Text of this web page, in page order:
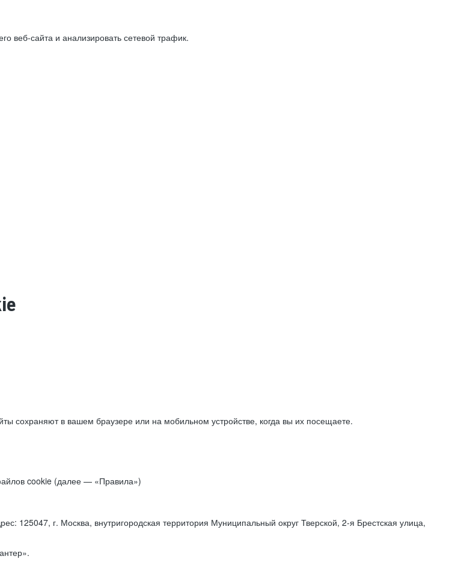
веб-сайта и анализировать сетевой трафик.
в вашем браузере или на мобильном устройстве, когда вы их посещаете.
cookie (далее — «Правила»)
г. Москва, внутригородская территория Муниципальный округ Тверской, 2-я Брестская улица,